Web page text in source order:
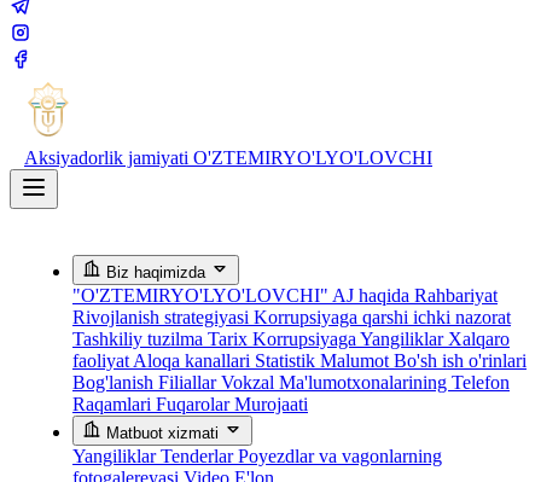
Aksiyadorlik jamiyati O'ZTEMIRYO'LYO'LOVCHI
Biz haqimizda
"O'ZTEMIRYO'LYO'LOVCHI" AJ haqida Rahbariyat
Rivojlanish strategiyasi Korrupsiyaga qarshi ichki nazorat
Tashkiliy tuzilma Tarix Korrupsiyaga Yangiliklar Xalqaro
faoliyat Aloqa kanallari Statistik Malumot Bo'sh ish o'rinlari
Bog'lanish FiliallarVokzal Ma'lumotxonalarining Telefon
Raqamlari Fuqarolar Murojaati
Matbuot xizmati
YangiliklarTenderlarPoyezdlar va vagonlarning